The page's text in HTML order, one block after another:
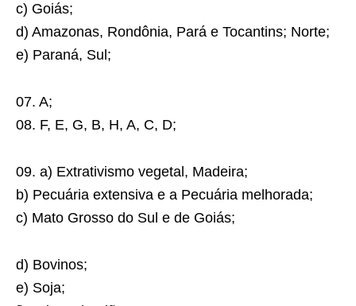
c) Goiás;
d) Amazonas, Rondônia, Pará e Tocantins; Norte;
e) Paraná, Sul;
07. A;
08. F, E, G, B, H, A, C, D;
09. a) Extrativismo vegetal, Madeira;
b) Pecuária extensiva e a Pecuária melhorada;
c) Mato Grosso do Sul e de Goiás;
d) Bovinos;
e) Soja;